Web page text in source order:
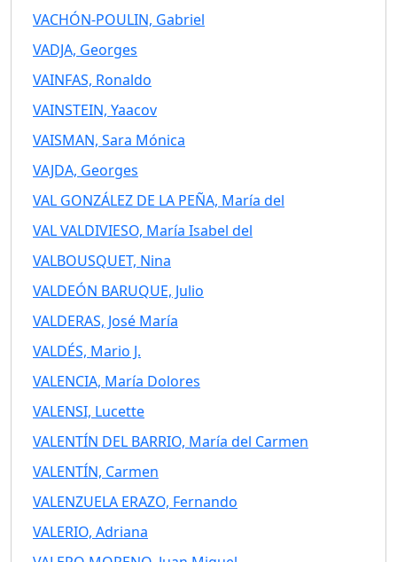
VACHÓN-POULIN, Gabriel
VADJA, Georges
VAINFAS, Ronaldo
VAINSTEIN, Yaacov
VAISMAN, Sara Mónica
VAJDA, Georges
VAL GONZÁLEZ DE LA PEÑA, María del
VAL VALDIVIESO, María Isabel del
VALBOUSQUET, Nina
VALDEÓN BARUQUE, Julio
VALDERAS, José María
VALDÉS, Mario J.
VALENCIA, María Dolores
VALENSI, Lucette
VALENTÍN DEL BARRIO, María del Carmen
VALENTÍN, Carmen
VALENZUELA ERAZO, Fernando
VALERIO, Adriana